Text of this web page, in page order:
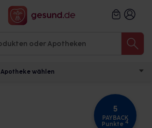
Apotheke wählen
5
PAYBACK
Punkte 4